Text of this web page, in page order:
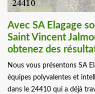
Avec SA Elagage
Saint Vincent
obtenez des
Nous vous présentons SA
équipes polyvalentes et
dans le 24410 qui a déjà